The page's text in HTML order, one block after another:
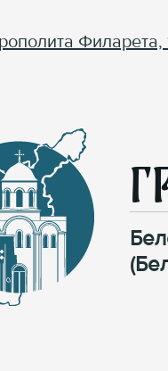
Филарета,